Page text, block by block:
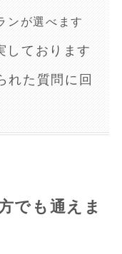
ンが選べます
しております
れた質問に回
でも通えま